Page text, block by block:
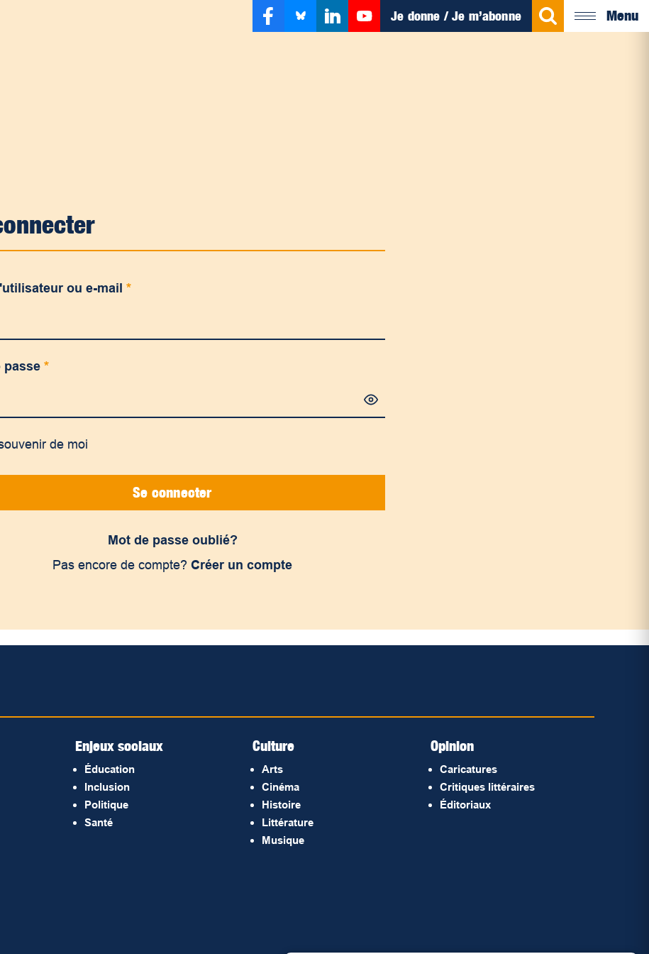
Je donne / Je m’abonne Menu
ou e-mail *
passe *
de moi
Se connecter
Mot de passe oublié?
Pas encore de compte? Créer un compte
Enjeux sociaux
Éducation
Inclusion
Politique
Santé
Culture
Arts
Cinéma
Histoire
Littérature
Musique
Opinion
Caricatures
Critiques littéraires
Éditoriaux